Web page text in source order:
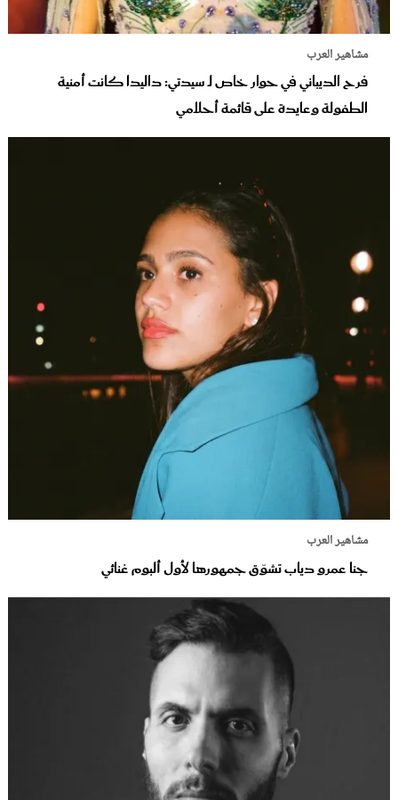
مشاهير العرب
فرح الديباني في حوار خاص لـ سيدتي: داليدا كانت أمنية
الطفولة وعايدة على قائمة أحلامي
مشاهير العرب
جنا عمرو دياب تشوّق جمهورها لأول ألبوم غنائي